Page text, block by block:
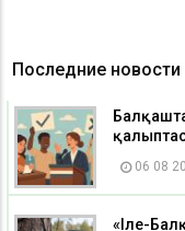
Последние новости
06 08
«Іле-